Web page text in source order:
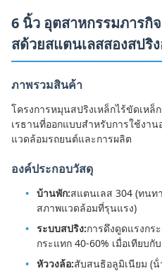
6 นิ้ว อุตสาหกรรมภารกิ
สด้วยสแตนเลสสองสปริ
ภาพรวมสินค้า
โครงการหมุนสปริงเหล็กไร้ขัดเห
เรธานที่ออกแบบสําหรับการใช้งา
แวดล้อมรถยนต์และการผลิต
องค์ประกอบวัสดุ
บ้านพัก:สแตนเลส 304 (ทนท
สภาพแวดล้อมที่รุนแรง)
ระบบสปริง:การดึงดูดแรงกร
กระแทก 40-60% เมื่อเทียบกั
หัววงล้อ:สับสนธิอลูมิเนียม (